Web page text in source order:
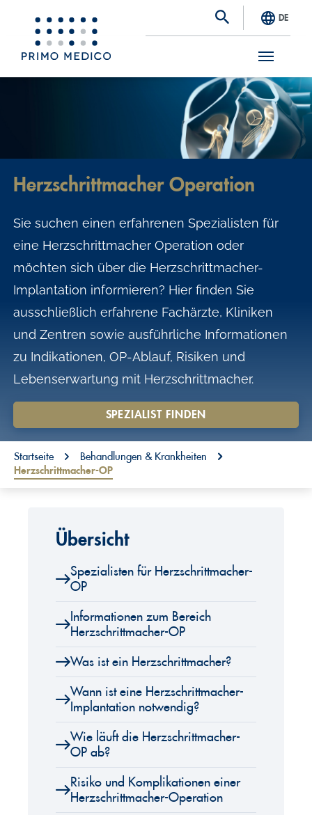
S
DE
Herzschrittmacher Operation
Sie suchen einen erfahrenen Spezialisten für
eine Herzschrittmacher Operation oder
möchten sich über die Herzschrittmacher-
Implantation informieren? Hier finden Sie
ausschließlich erfahrene Fachärzte, Kliniken
und Zentren sowie ausführliche Informationen
zu Indikationen, OP-Ablauf, Risiken und
Lebenserwartung mit Herzschrittmacher.
SPEZIALIST FINDEN
You are here:
Startseite
Behandlungen & Krankheiten
Herzschrittmacher-OP
Übersicht
Spezialisten für Herzschrittmacher-
OP
Informationen zum Bereich
Herzschrittmacher-OP
Was ist ein Herzschrittmacher?
Wann ist eine Herzschrittmacher-
Implantation notwendig?
Wie läuft die Herzschrittmacher-
OP ab?
Risiko und Komplikationen einer
Herzschrittmacher-Operation